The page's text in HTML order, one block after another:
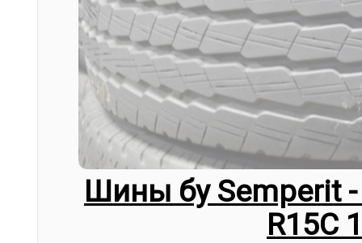
Шины бу Semperit -
R15C